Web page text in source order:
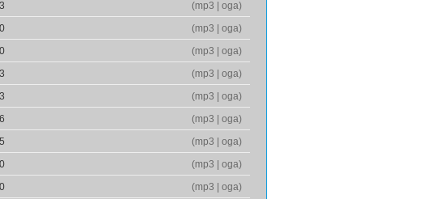
(mp3 oga)
(mp3 oga)
(mp3 oga)
(mp3 oga)
(mp3 oga)
(mp3 oga)
(mp3 oga)
(mp3 oga)
(mp3 oga)